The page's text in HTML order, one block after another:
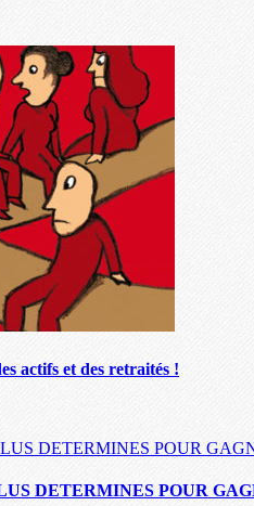
actifs et des retraités !
DETERMINES POUR